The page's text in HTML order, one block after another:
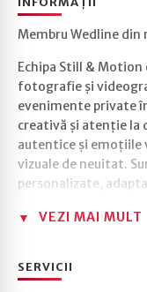
Membru Wedline din
Echipa Still &
fotografie și
evenimente private
creativă și atenție la
autentice și
vizuale de neuitat.
personalizate,
VEZI MAI MULT
SERVICII